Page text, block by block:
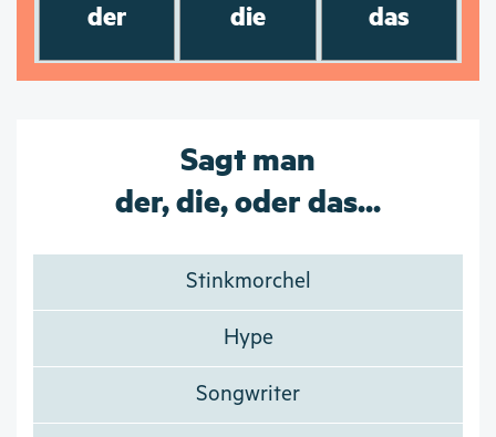
der die das
Sagt man
der, die, oder das...
Stinkmorchel
Hype
Songwriter